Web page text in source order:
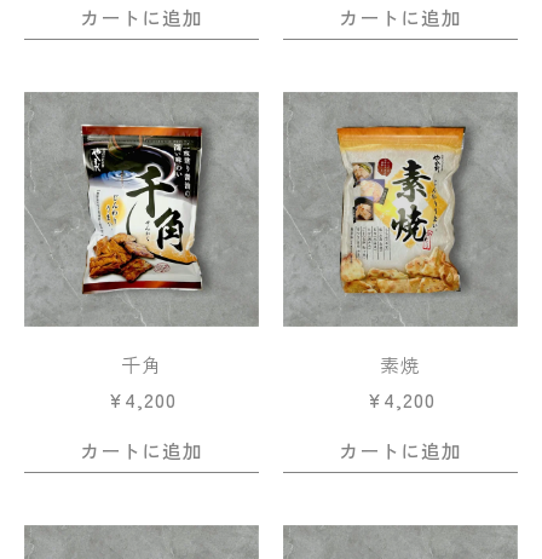
カートに追加
カートに追加
千角
¥4,200
カートに追加
素焼
¥4,200
カートに追加